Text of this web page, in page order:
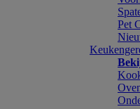
Pet